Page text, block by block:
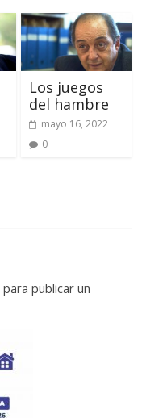
Los juegos
del hambre
mayo 16, 2022
0
para publicar un